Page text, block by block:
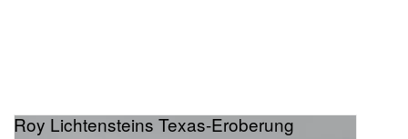
Roy Lichtensteins Texas-Eroberung